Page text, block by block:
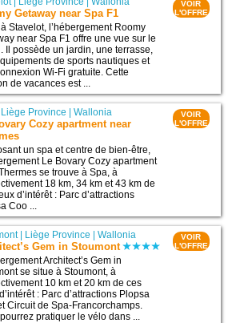
Getaway near Spa F1
Stavelot, l’hébergement Roomy
near Spa F1 offre une vue sur le
Il possède un jardin, une terrasse,
de sports nautiques et
Wi-Fi gratuite. Cette
de vacances est ...
VOIR
L'OFFRE
Liège Province |Wallonia
Cozy apartment near
un spa et centre de bien-être,
Le Bovary Cozy apartment
se trouve à Spa, à
18 km, 34 km et 43 km de
d’intérêt : Parc d’attractions
Coo ...
VOIR
L'OFFRE
| Liège Province |Wallonia
Gem in Stoumont
Architect’s Gem in
se situe à Stoumont, à
10 km et 20 km de ces
: Parc d’attractions Plopsa
Circuit de Spa-Francorchamps.
pratiquer le vélo dans ...
VOIR
L'OFFRE